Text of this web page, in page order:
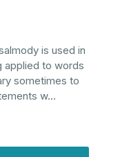
is used in
applied to words
sometimes to
w...